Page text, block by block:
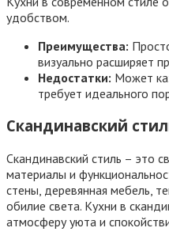
удобством.
Преимущества:
визуально расширяет
Недостатки: Может
требует идеального
Скандинавский
Скандинавский стиль – это
материалы и
стены, деревянная мебель,
обилие света. Кухни в
атмосферу уюта и